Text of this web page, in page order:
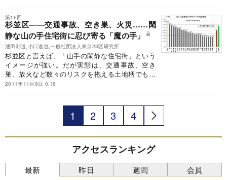
ている。
第16回
杉並区――交通事故、空き巣、火災……閑
静な山の手住宅街に忍び寄る「魔の手」
池田利道,小口達也,一般社団法人東京23区研究所
杉並区と言えば、「山手の閑静な住宅街」という
イメージが強い。だが実態は、交通事故、空き
巣、放火など数々のリスクを抱える土地柄でもあ
る。区はこれらの問題を解決しようと、先進的な
2011年11月9日 0:16
1 2 3 4
アクセスランキング
最新 昨日 週間 会員